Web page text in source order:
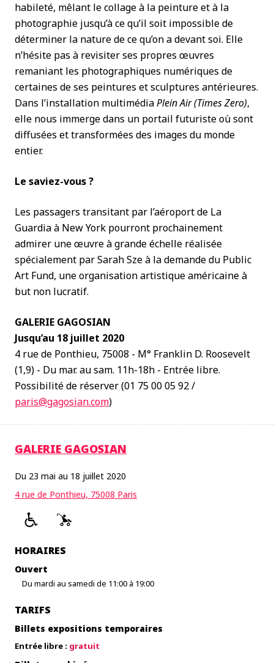
habileté, mêlant le collage à la peinture et à la
photographie jusqu’à ce qu’il soit impossible de
déterminer la nature de ce qu’on a devant soi. Elle
n’hésite pas à revisiter ses propres œuvres
remaniant les photographiques numériques de
certaines de ses peintures et sculptures antérieures.
Dans l’installation multimédiaPlein Air (Times Zero),
elle nous immerge dans un portail futuriste où sont
diffusées et transformées des images du monde
entier.
Le saviez-vous ?
Les passagers transitant par l’aéroport de La
Guardia à New York pourront prochainement
admirer une œuvre à grande échelle réalisée
spécialement par Sarah Sze à la demande du Public
Art Fund, une organisation artistique américaine à
but non lucratif.
GALERIE GAGOSIAN
Jusqu’au 18 juillet 2020
4 rue de Ponthieu, 75008 - M° Franklin D. Roosevelt
(1,9) - Du mar. au sam. 11h-18h - Entrée libre.
Possibilité de réserver (01 75 00 05 92 /
paris@gagosian.com)
GALERIE GAGOSIAN
Du 23 mai au 18 juillet 2020
4 rue de Ponthieu, 75008 Paris
HORAIRES
Ouvert
Du mardi au samedi de 11:00 à 19:00
TARIFS
Billets expositions temporaires
Entrée libre : gratuit